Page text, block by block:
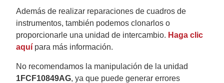
Además de realizar reparaciones de cuadros de
instrumentos, también podemos clonarlos o
proporcionarle una unidad de intercambio. Haga clic
aquí para más información.
No recomendamos la manipulación de la unidad
1FCF10849AG, ya que puede generar errores